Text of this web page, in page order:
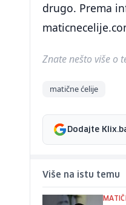
drugo. Prema
Znate nešto više o
matične ćelije
Dodajte
Više na istu temu